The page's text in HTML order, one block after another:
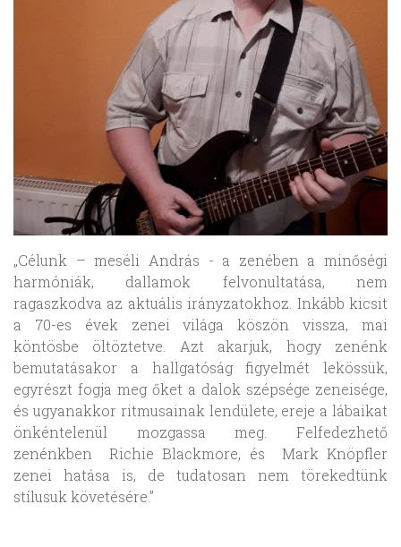
„Célunk – meséli András - a zenében a minőségi
harmóniák, dallamok felvonultatása, nem
ragaszkodva az aktuális irányzatokhoz. Inkább kicsit
a 70-es évek zenei világa köszön vissza, mai
köntösbe öltöztetve. Azt akarjuk, hogy zenénk
bemutatásakor a hallgatóság figyelmét lekössük,
egyrészt fogja meg őket a dalok szépsége zeneisége,
és ugyanakkor ritmusainak lendülete, ereje a lábaikat
önkéntelenül mozgassa meg. Felfedezhető
zenénkben Richie Blackmore, és Mark Knöpfler
zenei hatása is, de tudatosan nem törekedtünk
stílusuk követésére.”